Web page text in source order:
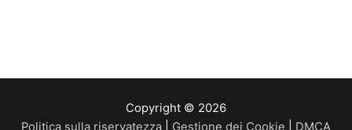
Copyright © 2026
Politica sulla riservatezza
Gestione dei Cookie DMCA